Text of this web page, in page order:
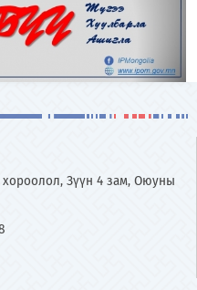
хороолол, Зүүн 4 зам, Оюуны